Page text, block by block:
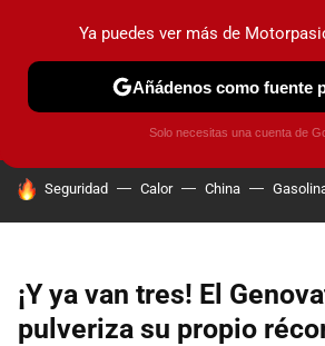
PRUEBAS COCHES ELÉCTRICOS
HOY SE HABLA DE
Seguridad Calor China
¡Y ya van tres! El
pulveriza su propio
Ya puedes ver más de
Añádenos como fuente
Solo necesitas una cuenta de